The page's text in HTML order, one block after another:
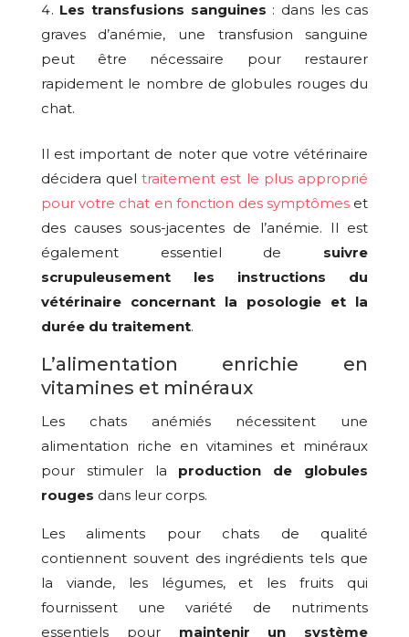
Les transfusions sanguines : dans les cas
graves d’anémie, une transfusion sanguine
peut être nécessaire pour restaurer
rapidement le nombre de globules rouges du
chat.
Il est important de noter que votre vétérinaire
décidera queltraitement est le plus approprié
pour votre chat en fonction des symptômeset
des causes sous-jacentes de l’anémie. Il est
également essentiel de suivre
scrupuleusement les instructions du
vétérinaire concernant la posologie et la
durée du traitement.
L’alimentation enrichie en
vitamines et minéraux
Les chats anémiés nécessitent une
alimentation riche en vitamines et minéraux
pour stimuler la production de globules
rouges dans leur corps.
Les aliments pour chats de qualité
contiennent souvent des ingrédients tels que
la viande, les légumes, et les fruits qui
fournissent une variété de nutriments
essentiels pour maintenir un système